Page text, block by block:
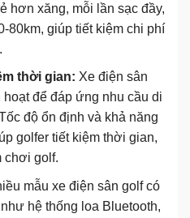
hơn xăng, mỗi lần sạc đầy,
80km, giúp tiết kiệm chi phí
thời gian: Xe điện sân
để đáp ứng nhu cầu di
độ ổn định và khả năng
golfer tiết kiệm thời gian,
chơi golf.
mẫu xe điện sân golf có
hệ thống loa Bluetooth,